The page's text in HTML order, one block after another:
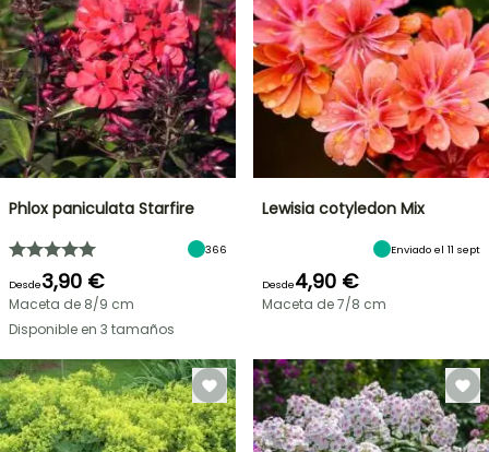
Phlox paniculata Starfire
366
Desde3,90 €
Maceta de 8/9 cm
Disponible en 3 tamaños
Lewisia cotyledon Mix
Enviado el 11 sept
Desde4,90 €
Maceta de 7/8 cm